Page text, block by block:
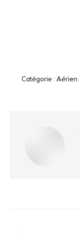
Catégorie : Aérien